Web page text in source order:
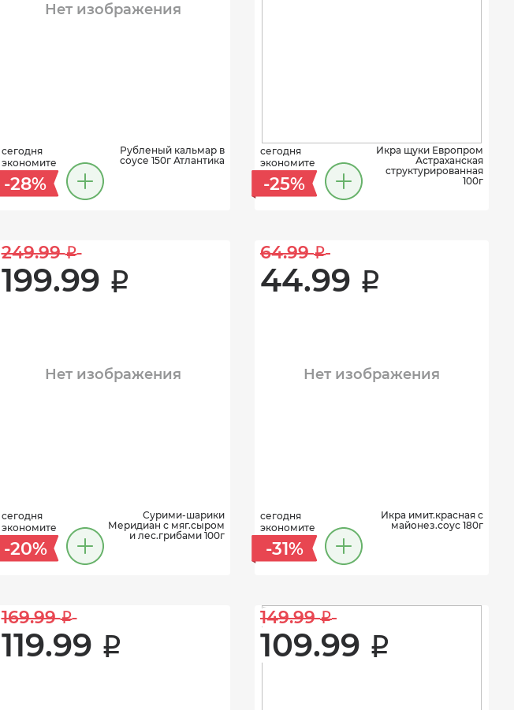
Нет изображения
сегодня
экономите
-28%
Рубленый кальмар в
соусе 150г Атлантика
сегодня
экономите
-25%
Икра щуки Европром
Астраханская
структурированная
100г
249.99 i
199.99 i
Нет изображения
сегодня
экономите
-20%
Сурими-шарики
Меридиан с мяг.сыром
и лес.грибами 100г
64.99 i
44.99 i
Нет изображения
сегодня
экономите
-31%
Икра имит.красная с
майонез.соус 180г
169.99 i
119.99 i
149.99 i
109.99 i